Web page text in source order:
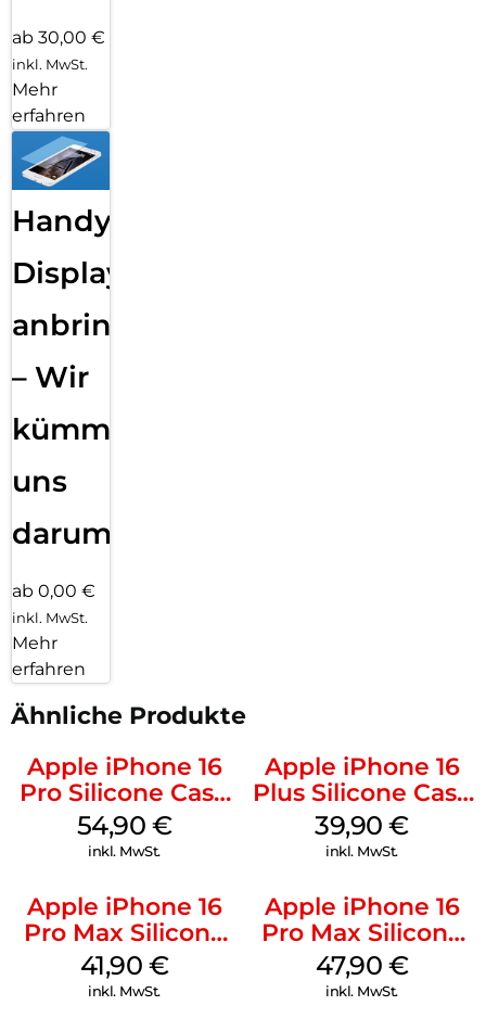
ab 30,00 €
inkl. MwSt.
Mehr
erfahren
Handy
Displayfolie
anbringen
– Wir
kümmern
uns
darum!
ab 0,00 €
inkl. MwSt.
Mehr
erfahren
Ähnliche Produkte
Apple iPhone 16
Pro Silicone Case
MagSafe Black
54,90 €
inkl. MwSt.
Apple iPhone 16
Plus Silicone Case
MagSafe Plum
39,90€
inkl. MwSt.
Apple iPhone 16
Pro Max Silicone
Case MagSafe
Ultramarine
41,90 €
inkl. MwSt.
Apple iPhone 16
Pro Max Silicone
Case MagSafe
Black
47,90 €
inkl. MwSt.